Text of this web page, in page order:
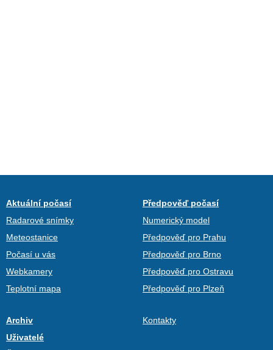
Aktuální počasí
Radarové snímky
Meteostanice
Počasí u vás
Webkamery
Teplotní mapa
Předpověď počasí
Numerický model
Předpověď pro Prahu
Předpověď pro Brno
Předpověď pro Ostravu
Předpověď pro Plzeň
Archiv
Uživatelé
Kontakty